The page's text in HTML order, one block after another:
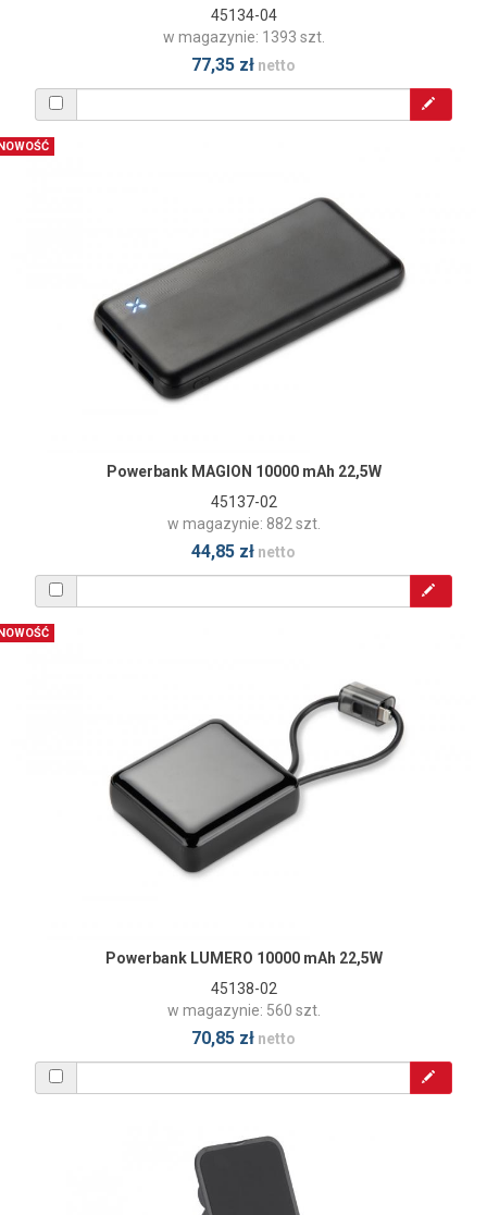
45134-04
w magazynie: 1393 szt.
77,35 zł netto
Powerbank MAGION 10000 mAh 22,5W
45137-02
w magazynie: 882 szt.
44,85 zł netto
Powerbank LUMERO 10000 mAh 22,5W
45138-02
w magazynie: 560 szt.
70,85 zł netto